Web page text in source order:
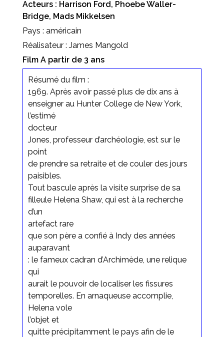
Acteurs : Harrison Ford, Phoebe Waller-
Bridge, Mads Mikkelsen
Pays : américain
Réalisateur : James Mangold
Film A partir de 3 ans
Résumé du film :
1969. Après avoir passé plus de dix ans à
enseigner au Hunter College de New York,
l’estimé
docteur
Jones, professeur d’archéologie, est sur le
point
de prendre sa retraite et de couler des jours
paisibles.
Tout bascule après la visite surprise de sa
filleule Helena Shaw, qui est à la recherche
d’un
artefact rare
que son père a confié à Indy des années
auparavant
: le fameux cadran d’Archimède, une relique
qui
aurait le pouvoir de localiser les fissures
temporelles. En arnaqueuse accomplie,
Helena vole
l’objet et
quitte précipitamment le pays afin de le